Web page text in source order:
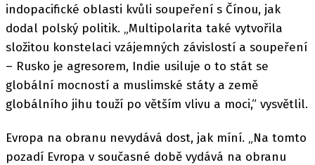
indopacifické oblasti kvůli soupeření s Čínou, jak
dodal polský politik. „Multipolarita také vytvořila
složitou konstelaci vzájemných závislostí a soupeření
– Rusko je agresorem, Indie usiluje o to stát se
globální mocností a muslimské státy a země
globálního jihu touží po větším vlivu a moci,“ vysvětlil.
Evropa na obranu nevydává dost, jak míní. „Na tomto
pozadí Evropa v současné době vydává na obranu